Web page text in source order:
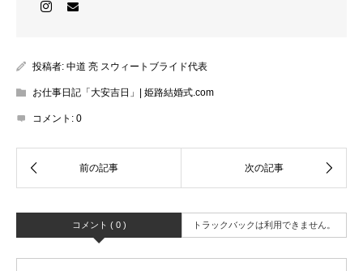
投稿者: 中道 亮 スウィートブライド代表
お仕事日記「大安吉日」| 姫路結婚式.com
コメント: 0
コメント ( 0 ) トラックバックは利用できません。